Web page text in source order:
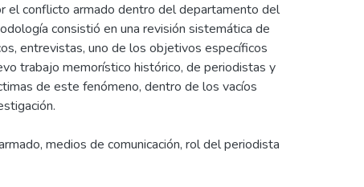
el conflicto armado dentro del departamento del
consistió en una revisión sistemática de
entrevistas, uno de los objetivos específicos
trabajo memorístico histórico, de periodistas y
de este fenómeno, dentro de los vacíos
medios de comunicación, rol del periodista